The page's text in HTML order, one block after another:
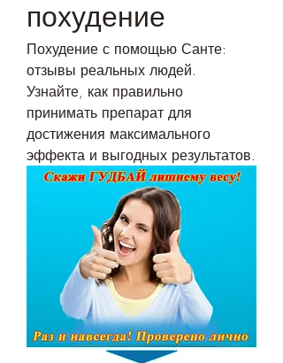
похудение
Похудение с помощью Санте:
отзывы реальных людей.
Узнайте, как правильно
принимать препарат для
достижения максимального
эффекта и выгодных результатов.